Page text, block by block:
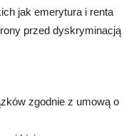
jak emerytura i renta
przed dyskryminacją
zgodnie z umową o